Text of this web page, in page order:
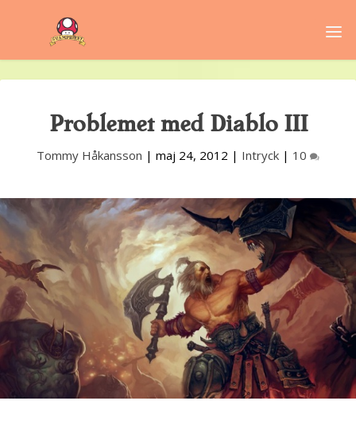
Problemet med Diablo III
Tommy Håkansson | maj 24, 2012 | Intryck | 10